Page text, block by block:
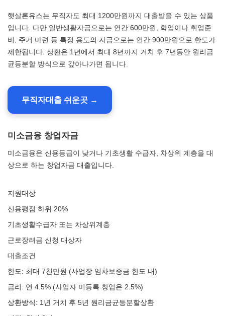
햇살론유스는 무직자도 최대 1200만원까지 대출받을 수 있는 상품
입니다. 다만 일반생활자금으로는 연간 600만원, 학업이나 취업준
비, 주거 마련 등 특정 용도의 자금으로는 연간 900만원으로 한도가
제한됩니다. 상환은 1년에서 최대 8년까지 거치 후 7년동안 원리금
균등분할 방식으로 갚아나가면 됩니다.
무직자대출 쉬운곳 →
미소금융 창업자금
미소금융은 신용등급이 낮거나 기초생활 수급자, 차상위 계층을 대
상으로 하는 창업자금 대출입니다.
지원대상
신용평점 하위 20%
기초생활수급자 또는 차상위계층
근로장려금 신청 대상자
대출조건
한도: 최대 7천만원 (사업장 임차보증금 한도 내)
금리: 연 4.5% (사업자 미등록 창업은 2.5%)
상환방식: 1년 거치 후 5년 원리금균등분할상환